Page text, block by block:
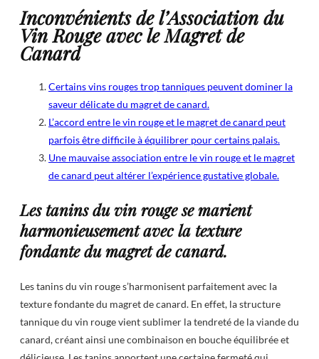
Inconvénients de l’Association du
Vin Rouge avec le Magret de
Canard
Certains vins rouges trop tanniques peuvent dominer la
saveur délicate du magret de canard.
L’accord entre le vin rouge et le magret de canard peut
parfois être difficile à équilibrer pour certains palais.
Une mauvaise association entre le vin rouge et le magret
de canard peut altérer l’expérience gustative globale.
Les tanins du vin rouge se marient
harmonieusement avec la texture
fondante du magret de canard.
Les tanins du vin rouge s’harmonisent parfaitement avec la
texture fondante du magret de canard. En effet, la structure
tannique du vin rouge vient sublimer la tendreté de la viande du
canard, créant ainsi une combinaison en bouche équilibrée et